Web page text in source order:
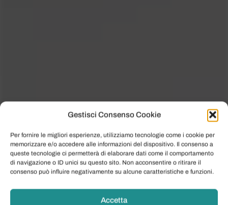
Gestisci Consenso Cookie
Per fornire le migliori esperienze, utilizziamo tecnologie come i cookie per
memorizzare e/o accedere alle informazioni del dispositivo. Il consenso a
queste tecnologie ci permetterà di elaborare dati come il comportamento
di navigazione o ID unici su questo sito. Non acconsentire o ritirare il
consenso può influire negativamente su alcune caratteristiche e funzioni.
Accetta